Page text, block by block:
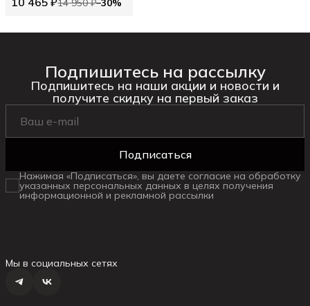
14 950 ₽−30%
Подпишитесь на рассылку
Подпишитесь на наши акции и новости и
получите скидку на первый заказ
Подписаться
Нажимая «Подписаться», вы даете согласие на обработку
указанных персональных данных в целях получения
информационной и рекламной рассылки
Мы в социальных сетях